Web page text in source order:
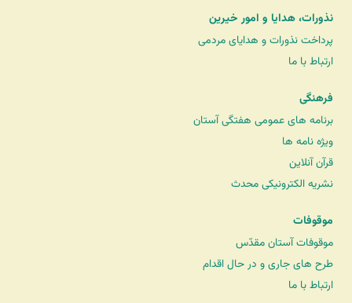
نذورات، هدایا و امور خیرین
پرداخت نذورات و هدایای مردمی
ارتباط با ما
فرهنگی
برنامه های عمومی هفتگی آستان
ویژه نامه ها
قرآن آنلاین
نشریه الکترونیکی محدث
موقوفات
موقوفات آستان مقدّس
طرح های جاری و در حال اقدام
ارتباط با ما